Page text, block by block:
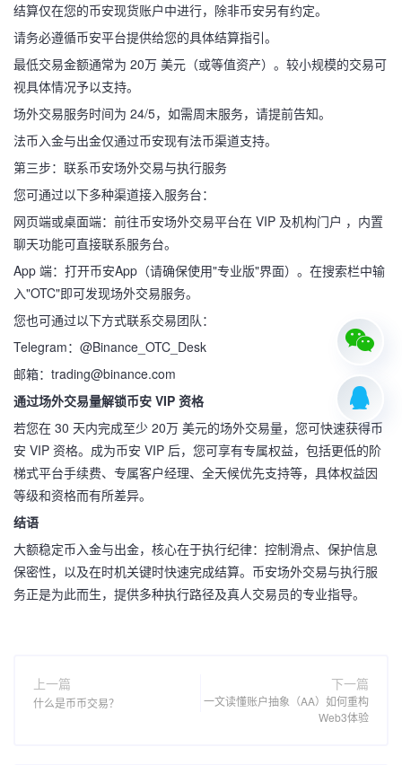
结算仅在您的币安现货账户中进行，除非币安另有约定。
请务必遵循币安平台提供给您的具体结算指引。
最低交易金额通常为 20万 美元（或等值资产）。较小规模的交易可
视具体情况予以支持。
场外交易服务时间为 24/5，如需周末服务，请提前告知。
法币入金与出金仅通过币安现有法币渠道支持。
第三步：联系币安场外交易与执行服务
您可通过以下多种渠道接入服务台：
网页端或桌面端：前往币安场外交易平台在 VIP 及机构门户 ，内置
聊天功能可直接联系服务台。
App 端：打开币安App（请确保使用"专业版"界面）。在搜索栏中输
入"OTC"即可发现场外交易服务。
您也可通过以下方式联系交易团队：
Telegram：@Binance_OTC_Desk
邮箱：trading@binance.com
通过场外交易量解锁币安 VIP 资格
若您在 30 天内完成至少 20万 美元的场外交易量，您可快速获得币
安 VIP 资格。成为币安 VIP 后，您可享有专属权益，包括更低的阶
梯式平台手续费、专属客户经理、全天候优先支持等，具体权益因
等级和资格而有所差异。
结语
大额稳定币入金与出金，核心在于执行纪律：控制滑点、保护信息
保密性，以及在时机关键时快速完成结算。币安场外交易与执行服
务正是为此而生，提供多种执行路径及真人交易员的专业指导。
上一篇
什么是币币交易？
下一篇
一文读懂账户抽象（AA）如何重构
Web3体验